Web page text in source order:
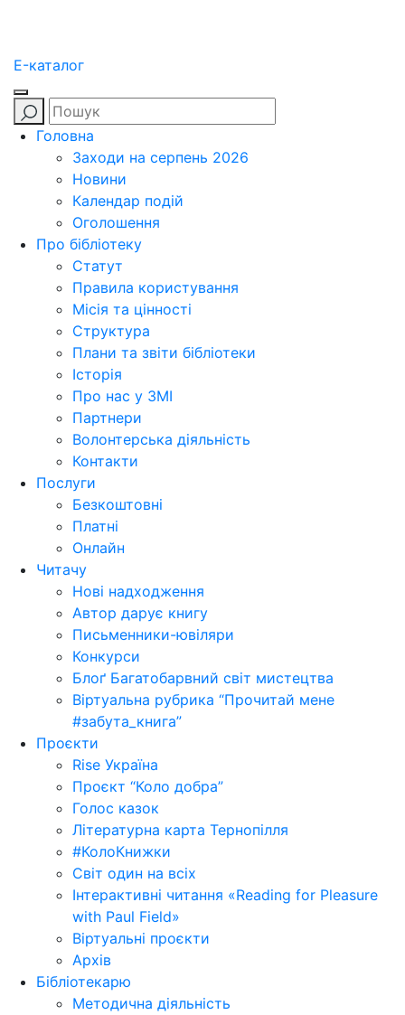
E-каталог
Головна
Заходи на серпень 2026
Новини
Календар подій
Оголошення
Про бібліотеку
Статут
Правила користування
Місія та цінності
Структура
Плани та звіти бібліотеки
Історія
Про нас у ЗМІ
Партнери
Волонтерська діяльність
Контакти
Послуги
Безкоштовні
Платні
Онлайн
Читачу
Нові надходження
Автор дарує книгу
Письменники-ювіляри
Конкурси
Блоґ Багатобарвний світ мистецтва
Віртуальна рубрика “Прочитай мене
#забута_книга”
Проєкти
Rise Україна
Проєкт “Коло добра”
Голос казок
Літературна карта Тернопілля
#КолоКнижки
Світ один на всіх
Інтерактивні читання «Reading for Pleasure
with Paul Field»
Віртуальні проєкти
Архів
Бібліотекарю
Методична діяльність